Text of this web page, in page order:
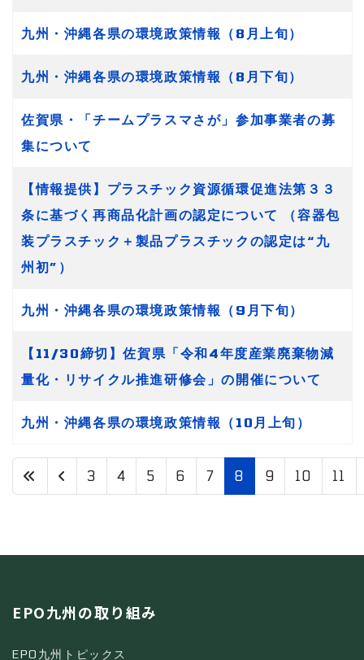
九州・沖縄各県の環境政策情報（8月上旬）
九州・沖縄各県の環境政策情報（8月下旬）
佐賀県・「チームプラスマさが」参加事業者の募
集について
【情報提供】プラスチック資源循環促進法第３３
条に基づく再商品化計画の認定について （容器包
装プラスチック＋製品プラスチックの認定は“九
州初”）
九州・沖縄各県の環境政策情報（9月下旬）
【11/30締切】佐賀県「令和4年度産業廃棄物減
量化・リサイクル推進研修会」の開催について
九州・沖縄各県の環境政策情報（10月上旬）
8 / 13
3 4 5 6 7 8 9 10 11
EPO九州の取り組み
EPO九州トピックス